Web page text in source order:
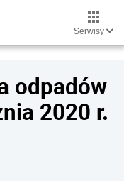
Serwisy
odpadów
2020 r.